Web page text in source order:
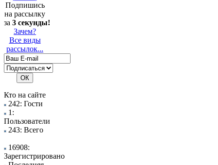
Подпишись
на рассылку
за 3 секунды!
Зачем?
Все виды
рассылок...
Кто на сайте
242: Гости
1:
Пользователи
243: Всего
16908:
Зарегистрировано